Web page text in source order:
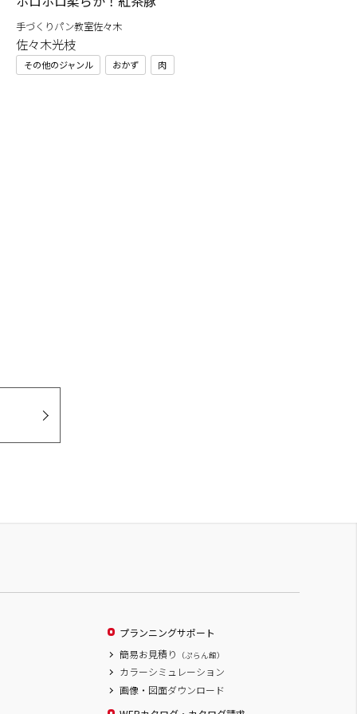
手づくりパン教室佐々木
佐々木光枝
その他のジャンル おかず 肉
プランニングサポート
簡易お見積り
（ぷらん館）
カラーシミュレーション
画像・図面ダウンロード